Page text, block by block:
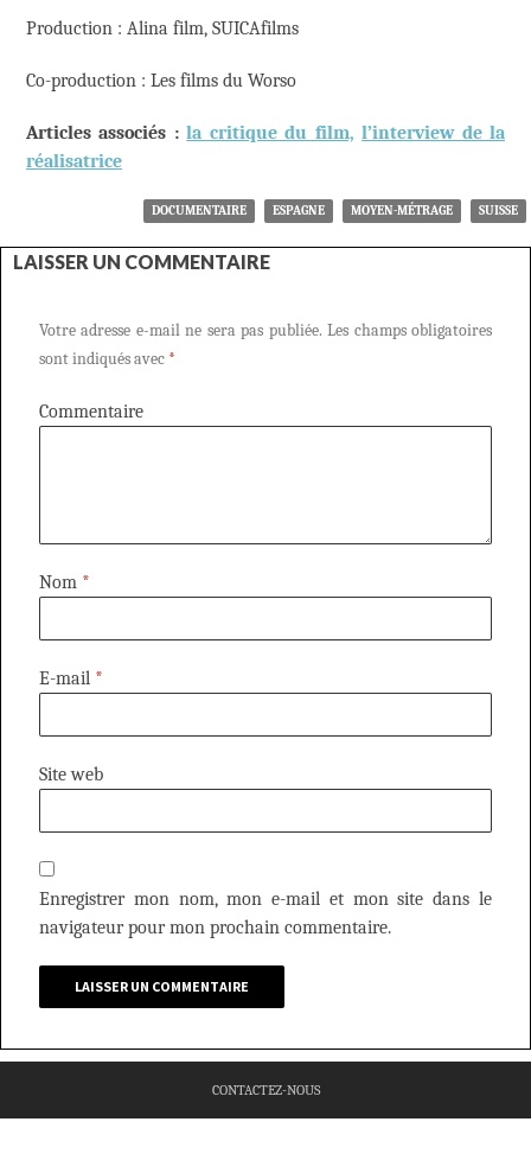
Production : Alina film, SUICAfilms
Co-production : Les films du Worso
Articles associés :la critique du film, l’interview de la
réalisatrice
DOCUMENTAIRE ESPAGNE MOYEN-MÉTRAGE SUISSE
LAISSER UN COMMENTAIRE
Votre adresse e-mail ne sera pas publiée. Les champs obligatoires
sont indiqués avec *
Commentaire
Nom *
E-mail *
Site web
Enregistrer mon nom, mon e-mail et mon site dans le
navigateur pour mon prochain commentaire.
CONTACTEZ-NOUS